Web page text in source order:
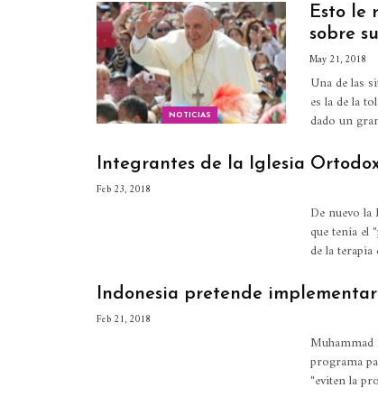
NOTICIAS
Esto le
sobre
May 21, 2018
Una de las
es la de la
dado un
Integrantes de la Iglesia
Feb 23, 2018
De nuevo
que tenía el
de la
Indonesia pretende
Feb 21, 2018
programa
"eviten la